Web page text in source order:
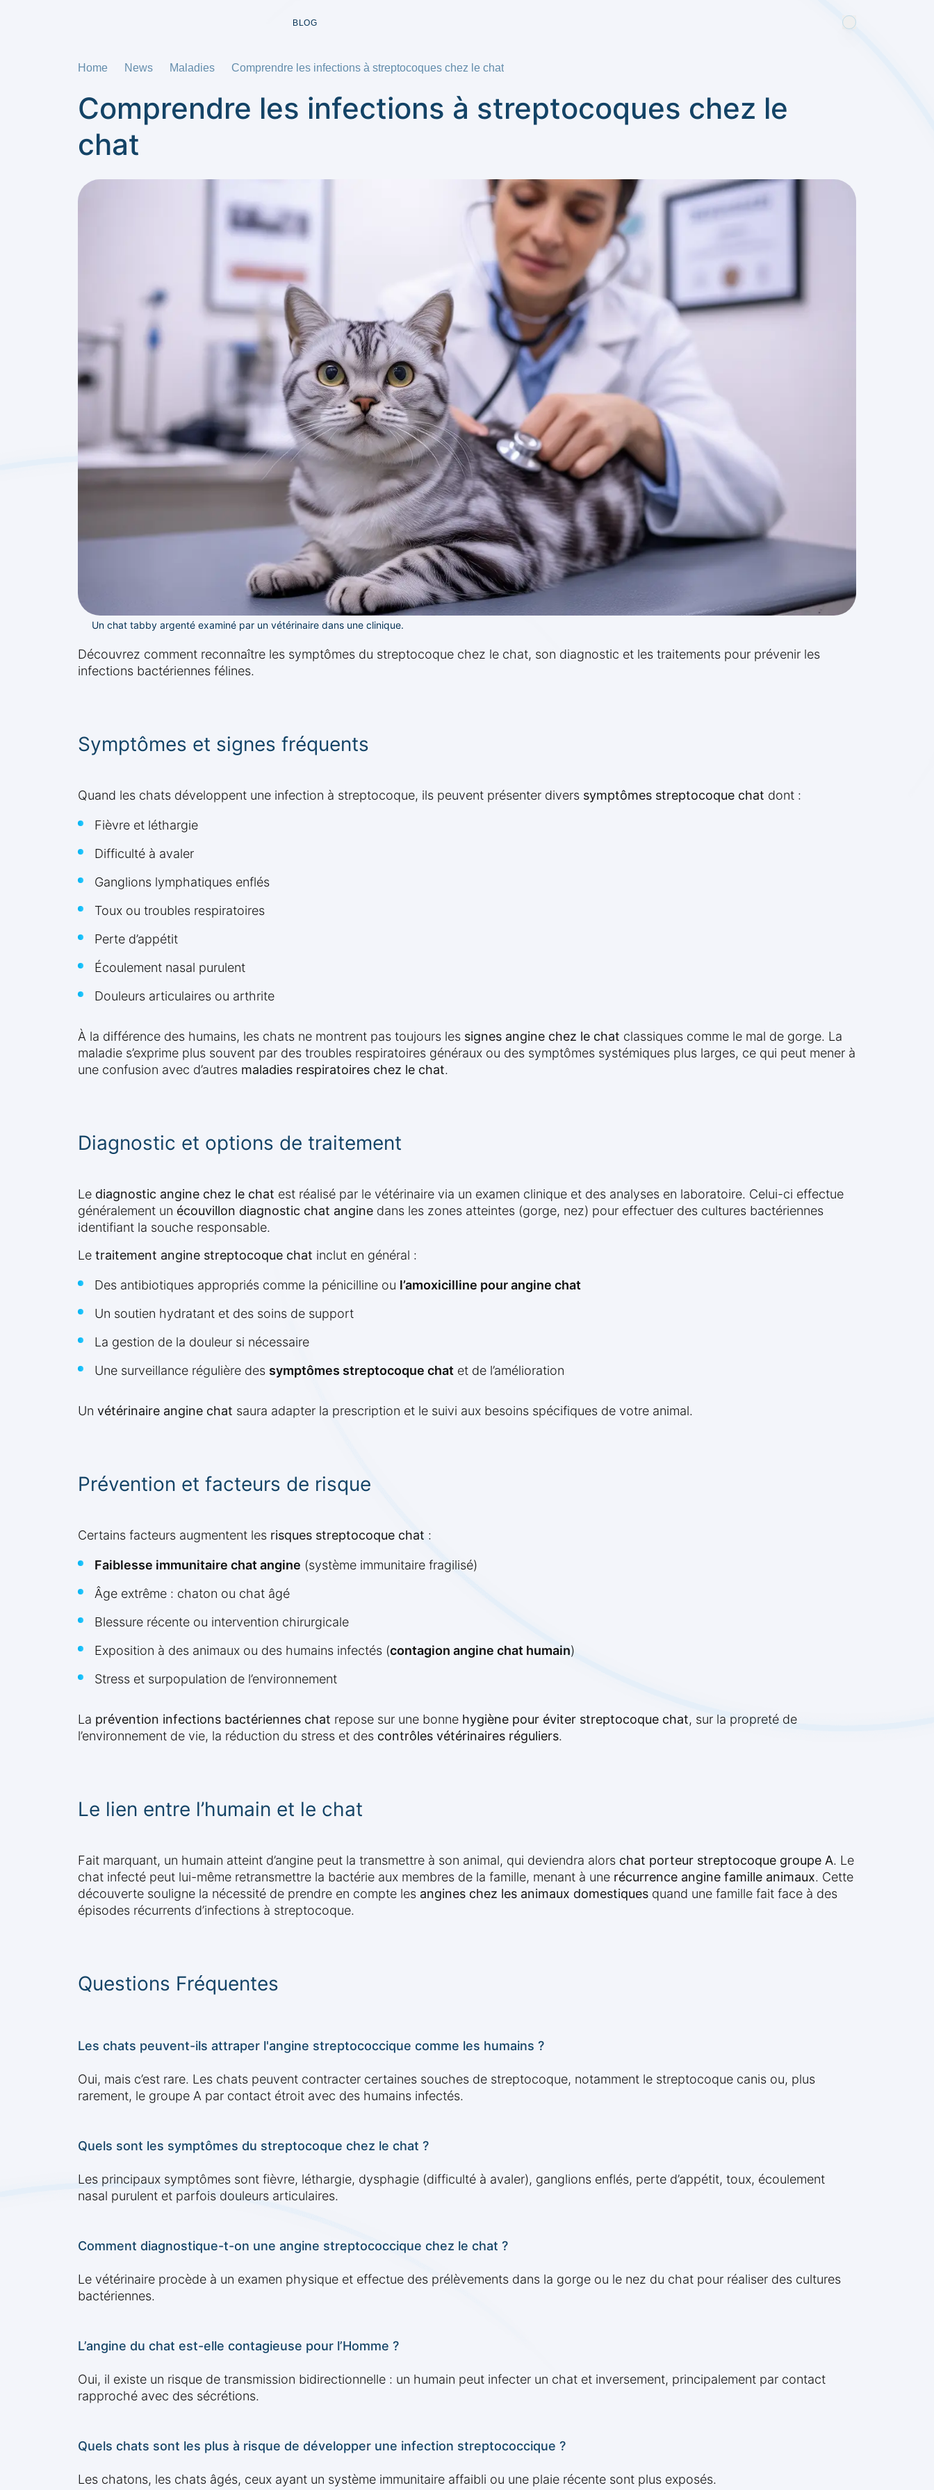
BLOG
Home News Maladies Comprendre les infections à streptocoques chez le chat
Comprendre les infections à streptocoques chez le
chat
Un chat tabby argenté examiné par un vétérinaire dans une clinique.
Découvrez comment reconnaître les symptômes du streptocoque chez le chat, son diagnostic et les traitements pour prévenir les
infections bactériennes félines.
Symptômes et signes fréquents
Quand les chats développent une infection à streptocoque, ils peuvent présenter divers symptômes streptocoque chat dont :
Fièvre et léthargie
Difficulté à avaler
Ganglions lymphatiques enflés
Toux ou troubles respiratoires
Perte d’appétit
Écoulement nasal purulent
Douleurs articulaires ou arthrite
À la différence des humains, les chats ne montrent pas toujours les signes angine chez le chat classiques comme le mal de gorge. La
maladie s’exprime plus souvent par des troubles respiratoires généraux ou des symptômes systémiques plus larges, ce qui peut mener à
une confusion avec d’autres maladies respiratoires chez le chat.
Diagnostic et options de traitement
Le diagnostic angine chez le chat est réalisé par le vétérinaire via un examen clinique et des analyses en laboratoire. Celui-ci effectue
généralement un écouvillon diagnostic chat angine dans les zones atteintes (gorge, nez) pour effectuer des cultures bactériennes
identifiant la souche responsable.
Le traitement angine streptocoque chat inclut en général :
Des antibiotiques appropriés comme la pénicilline ou l’amoxicilline pour angine chat
Un soutien hydratant et des soins de support
La gestion de la douleur si nécessaire
Une surveillance régulière des symptômes streptocoque chat et de l’amélioration
Un vétérinaire angine chat saura adapter la prescription et le suivi aux besoins spécifiques de votre animal.
Prévention et facteurs de risque
Certains facteurs augmentent les risques streptocoque chat :
Faiblesse immunitaire chat angine (système immunitaire fragilisé)
Âge extrême : chaton ou chat âgé
Blessure récente ou intervention chirurgicale
Exposition à des animaux ou des humains infectés (contagion angine chat humain)
Stress et surpopulation de l’environnement
La prévention infections bactériennes chat repose sur une bonne hygiène pour éviter streptocoque chat, sur la propreté de
l’environnement de vie, la réduction du stress et des contrôles vétérinaires réguliers.
Le lien entre l’humain et le chat
Fait marquant, un humain atteint d’angine peut la transmettre à son animal, qui deviendra alors chat porteur streptocoque groupe A. Le
chat infecté peut lui-même retransmettre la bactérie aux membres de la famille, menant à une récurrence angine famille animaux. Cette
découverte souligne la nécessité de prendre en compte les angines chez les animaux domestiques quand une famille fait face à des
épisodes récurrents d’infections à streptocoque.
Questions Fréquentes
Les chats peuvent-ils attraper l'angine streptococcique comme les humains ?
Oui, mais c’est rare. Les chats peuvent contracter certaines souches de streptocoque, notamment le streptocoque canis ou, plus
rarement, le groupe A par contact étroit avec des humains infectés.
Quels sont les symptômes du streptocoque chez le chat ?
Les principaux symptômes sont fièvre, léthargie, dysphagie (difficulté à avaler), ganglions enflés, perte d’appétit, toux, écoulement
nasal purulent et parfois douleurs articulaires.
Comment diagnostique-t-on une angine streptococcique chez le chat ?
Le vétérinaire procède à un examen physique et effectue des prélèvements dans la gorge ou le nez du chat pour réaliser des cultures
bactériennes.
L’angine du chat est-elle contagieuse pour l’Homme ?
Oui, il existe un risque de transmission bidirectionnelle : un humain peut infecter un chat et inversement, principalement par contact
rapproché avec des sécrétions.
Quels chats sont les plus à risque de développer une infection streptococcique ?
Les chatons, les chats âgés, ceux ayant un système immunitaire affaibli ou une plaie récente sont plus exposés.